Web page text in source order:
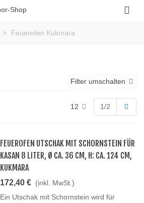
> Feuerofen Kukmara
Filter umschalten
12 1/2
FEUEROFEN UTSCHAK MIT SCHORNSTEIN FÜR
KASAN 8 LITER, Ø CA. 36 CM, H: CA. 124 CM,
KUKMARA
172,40 € (inkl. MwSt.)
Ein Utschak mit Schornstein wird für